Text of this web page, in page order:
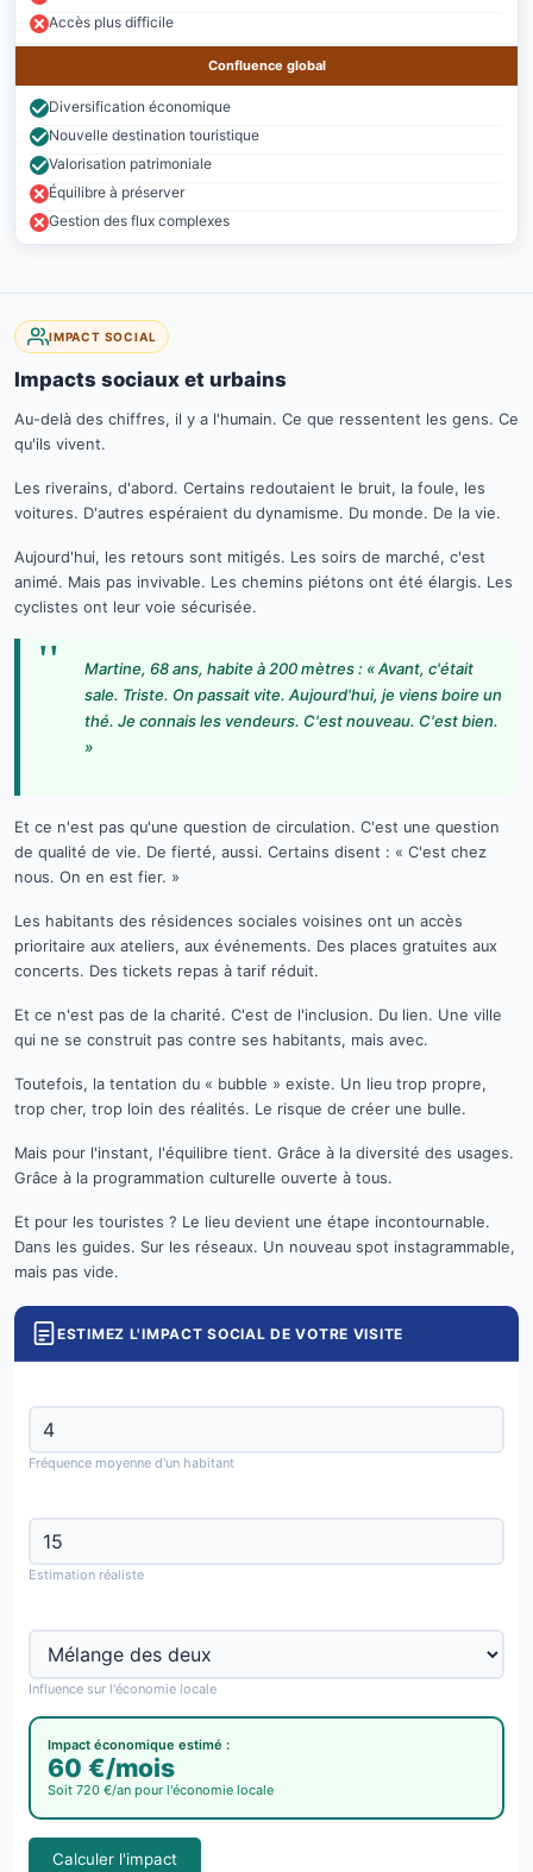
Accès plus difficile
Confluence global
Diversification économique
Nouvelle destination touristique
Valorisation patrimoniale
Équilibre à préserver
Gestion des flux complexes
IMPACT SOCIAL
Impacts sociaux et urbains
Au-delà des chiffres, il y a l'humain. Ce que ressentent les gens. Ce
qu'ils vivent.
Les riverains, d'abord. Certains redoutaient le bruit, la foule, les
voitures. D'autres espéraient du dynamisme. Du monde. De la vie.
Aujourd'hui, les retours sont mitigés. Les soirs de marché, c'est
animé. Mais pas invivable. Les chemins piétons ont été élargis. Les
cyclistes ont leur voie sécurisée.
"
Martine, 68 ans, habite à 200 mètres : « Avant, c'était
sale. Triste. On passait vite. Aujourd'hui, je viens boire un
thé. Je connais les vendeurs. C'est nouveau. C'est bien.
»
Et ce n'est pas qu'une question de circulation. C'est une question
de qualité de vie. De fierté, aussi. Certains disent : « C'est chez
nous. On en est fier. »
Les habitants des résidences sociales voisines ont un accès
prioritaire aux ateliers, aux événements. Des places gratuites aux
concerts. Des tickets repas à tarif réduit.
Et ce n'est pas de la charité. C'est de l'inclusion. Du lien. Une ville
qui ne se construit pas contre ses habitants, mais avec.
Toutefois, la tentation du « bubble » existe. Un lieu trop propre,
trop cher, trop loin des réalités. Le risque de créer une bulle.
Mais pour l'instant, l'équilibre tient. Grâce à la diversité des usages.
Grâce à la programmation culturelle ouverte à tous.
Et pour les touristes ? Le lieu devient une étape incontournable.
Dans les guides. Sur les réseaux. Un nouveau spot instagrammable,
mais pas vide.
ESTIMEZ L'IMPACT SOCIAL DE VOTRE VISITE
Fréquence moyenne d'un habitant
Estimation réaliste
Influence sur l'économie locale
Impact économique estimé :
60 €/mois
Soit 720 €/an pour l'économie locale
Calculer l'impact